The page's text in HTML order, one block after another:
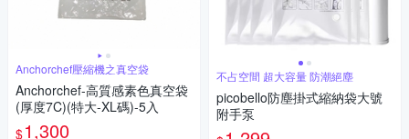
Anchorchef壓縮機之真空袋
Anchorchef-高質感素色真空袋
(厚度7C)(特大-XL碼)-5入
$1,300
不占空間 超大容量 防潮絕塵
picobello防塵掛式縮納袋大號
附手泵